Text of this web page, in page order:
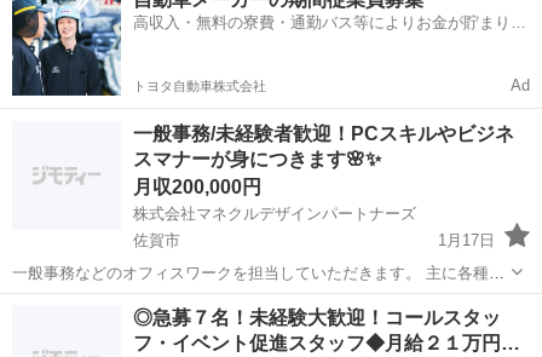
出来ます！ こんなお仕事をして...
高収入・無料の寮費・通勤バス等によりお金が貯まりや
トヨタ自動車株式会社 Ad
一般事務/未経験者歓迎！PCスキルやビジネ
スマナーが身につきます🌸✨
月収200,000円
株式会社マネクルデザインパートナーズ
佐賀市
1月17日
一般事務などのオフィスワークを担当していただきます。 主に各種管
理業務や書類などの作成業務等 <仕事内容> ・PCによるデータ入力・
集計 ・各種資料作成 ・伝票整理、経理補助 ・電話やメールの対応 ・
受発...
事務 業務
◎急募７名！未経験大歓迎！コールスタッ
フ・イベント促進スタッフ◆月給２１万円